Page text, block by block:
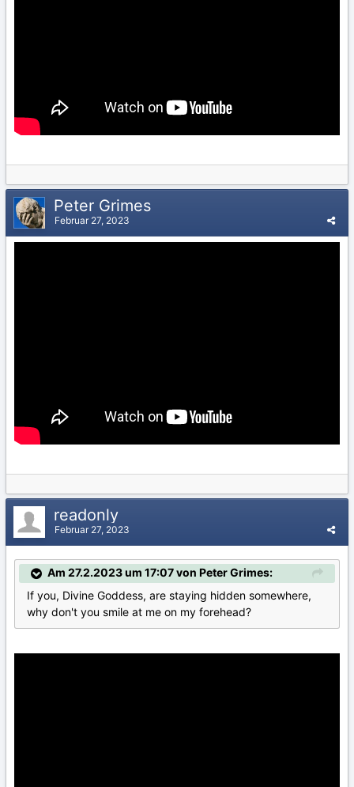
Peter Grimes
Februar 27, 2023
readonly
Februar 27, 2023
Am 27.2.2023 um 17:07 von Peter Grimes:
If you, Divine Goddess, are staying hidden somewhere,
why don't you smile at me on my forehead?